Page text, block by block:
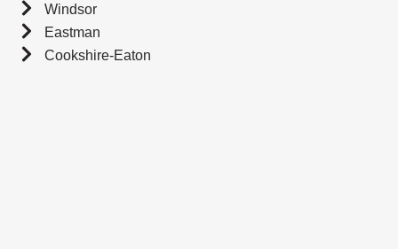
Windsor
Eastman
Cookshire-Eaton